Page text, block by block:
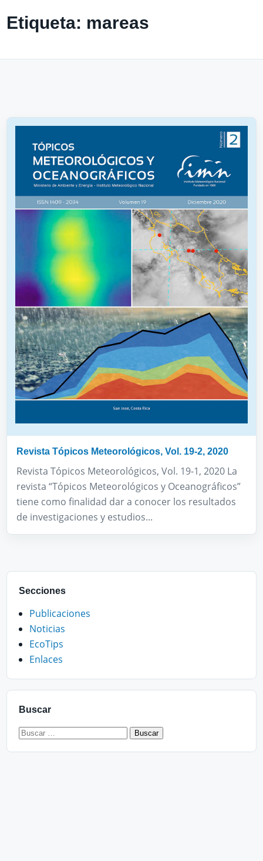
Etiqueta: mareas
Revista Tópicos Meteorológicos, Vol. 19-2, 2020
Revista Tópicos Meteorológicos, Vol. 19-1, 2020 La
revista “Tópicos Meteorológicos y Oceanográficos”
tiene como finalidad dar a conocer los resultados
de investigaciones y estudios...
Secciones
Publicaciones
Noticias
EcoTips
Enlaces
Buscar
Buscar: